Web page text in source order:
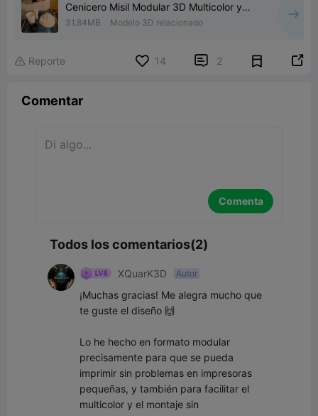
Cenicero Misil Modular 3D Multicolor y
Estándar 3MF
31.84MB Modelo 3D relacionado
 Reporte 14  2 
Comentar
Comenta
Todos los comentarios(2)
XQuarK3D Autor
¡Muchas gracias! Me alegra mucho que
te guste el diseño 🙌
Lo he hecho en formato modular
precisamente para que se pueda
imprimir sin problemas en impresoras
pequeñas, y también para facilitar el
multicolor y el montaje sin